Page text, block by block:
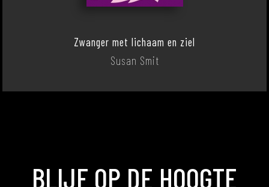
Zwanger met lichaam en ziel
Susan Smit
BLIJF OP DE HOOGTE